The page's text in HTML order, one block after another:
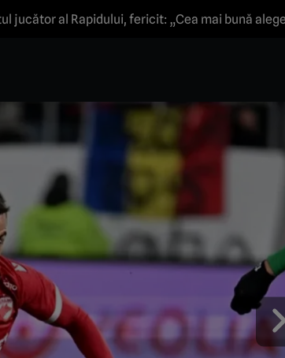
jucător al Rapidului, fericit: „Cea mai bună